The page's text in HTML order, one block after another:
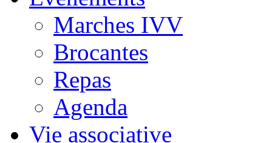
Marches IVV
Brocantes
Repas
Agenda
Vie associative